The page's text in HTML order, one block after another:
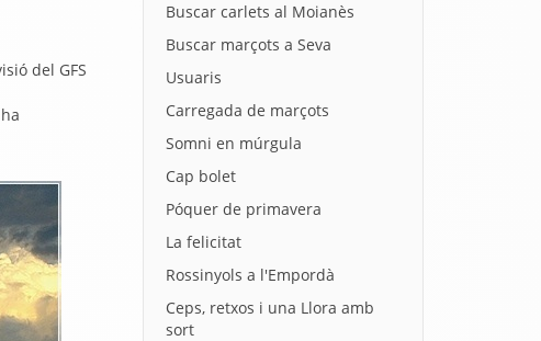
del GFS
Buscar carlets al Moianès
Buscar marçots a Seva
Usuaris
Carregada de marçots
Somni en múrgula
Cap bolet
Póquer de primavera
La felicitat
Rossinyols a l'Empordà
Ceps, retxos i una Llora amb
sort